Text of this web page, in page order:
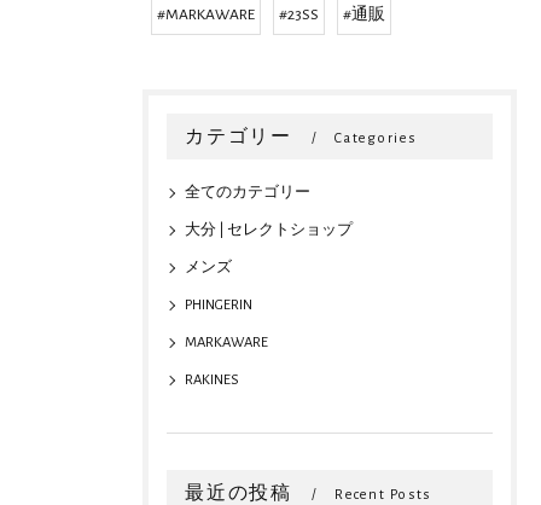
#MARKAWARE #23SS #通販
カテゴリー Categories
全てのカテゴリー
大分 | セレクトショップ
メンズ
PHINGERIN
MARKAWARE
RAKINES
最近の投稿 Recent Posts